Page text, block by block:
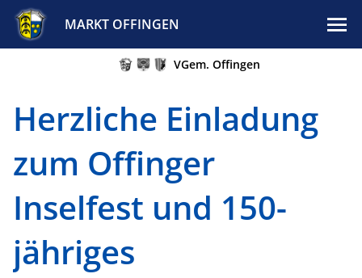
MARKT OFFINGEN
VGem. Offingen
Herzliche Einladung
zum Offinger
Inselfest und 150-
jähriges